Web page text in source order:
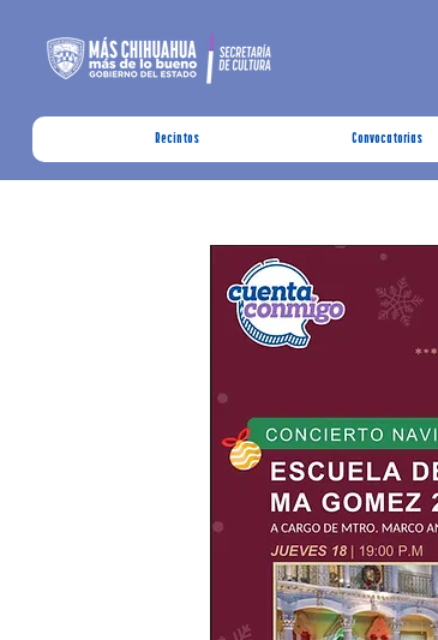
Recintos Convocatorias